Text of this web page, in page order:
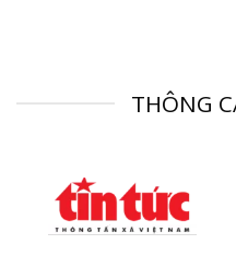
THÔNG